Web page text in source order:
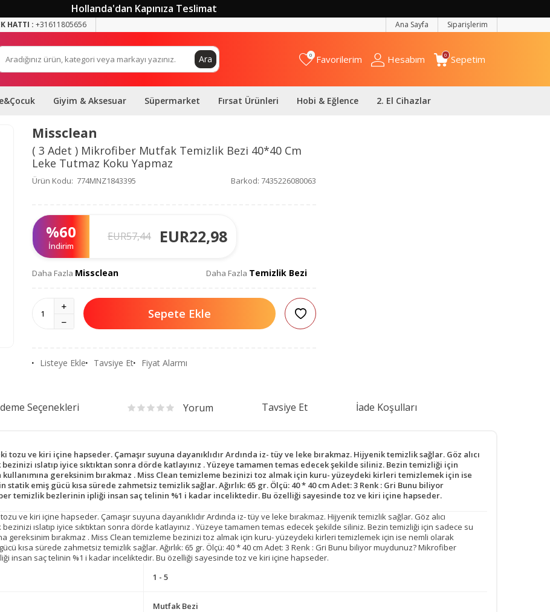
Hollanda'dan Kapınıza Teslimat
HATTI : +31611805656 Ana Sayfa Siparişlerim
Ara 0 Favorilerim Hesabım 0 Sepetim
Giyim & Aksesuar Süpermarket Fırsat Ürünleri Hobi & Eğlence 2. El Cihazlar
Missclean
( 3 Adet ) Mikrofiber Mutfak Temizlik Bezi 40*40 Cm
Leke Tutmaz Koku Yapmaz
Ürün Kodu: 774MNZ1843395 Barkod: 7435226080063
%60
İndirim
EUR57,44 EUR22,98
Daha Fazla Missclean Daha Fazla Temizlik Bezi
Sepete Ekle
Listeye Ekle Tavsiye Et Fiyat Alarmı
Seçenekleri Yorum Tavsiye Et İade Koşulları
ve kiri içine hapseder. Çamaşır suyuna dayanıklıdır Ardında iz- tüy ve leke bırakmaz. Hijyenik temizlik sağlar. Göz alıcı
ıslatıp iyice sıktıktan sonra dörde katlayınız . Yüzeye tamamen temas edecek şekilde siliniz. Bezin temizliği için
gereksinim bırakmaz . Miss Clean temizleme bezinizi toz almak için kuru- yüzeydeki kirleri temizlemek için ise
emiş gücü kısa sürede zahmetsiz temizlik sağlar. Ağırlık: 65 gr. Ölçü: 40 * 40 cm Adet: 3 Renk : Gri Bunu biliyor
temizlik bezlerinin ipliği insan saç telinin %1 i kadar inceliktedir. Bu özelliği sayesinde toz ve kiri içine hapseder.
ve kiri içine hapseder. Çamaşır suyuna dayanıklıdır Ardında iz- tüy ve leke bırakmaz. Hijyenik temizlik sağlar. Göz alıcı
ıslatıp iyice sıktıktan sonra dörde katlayınız . Yüzeye tamamen temas edecek şekilde siliniz. Bezin temizliği için sadece su
gereksinim bırakmaz . Miss Clean temizleme bezinizi toz almak için kuru- yüzeydeki kirleri temizlemek için ise nemli olarak
kısa sürede zahmetsiz temizlik sağlar. Ağırlık: 65 gr. Ölçü: 40 * 40 cm Adet: 3 Renk : Gri Bunu biliyor muydunuz? Mikrofiber
insan saç telinin %1 i kadar inceliktedir. Bu özelliği sayesinde toz ve kiri içine hapseder.
1 - 5
Mutfak Bezi